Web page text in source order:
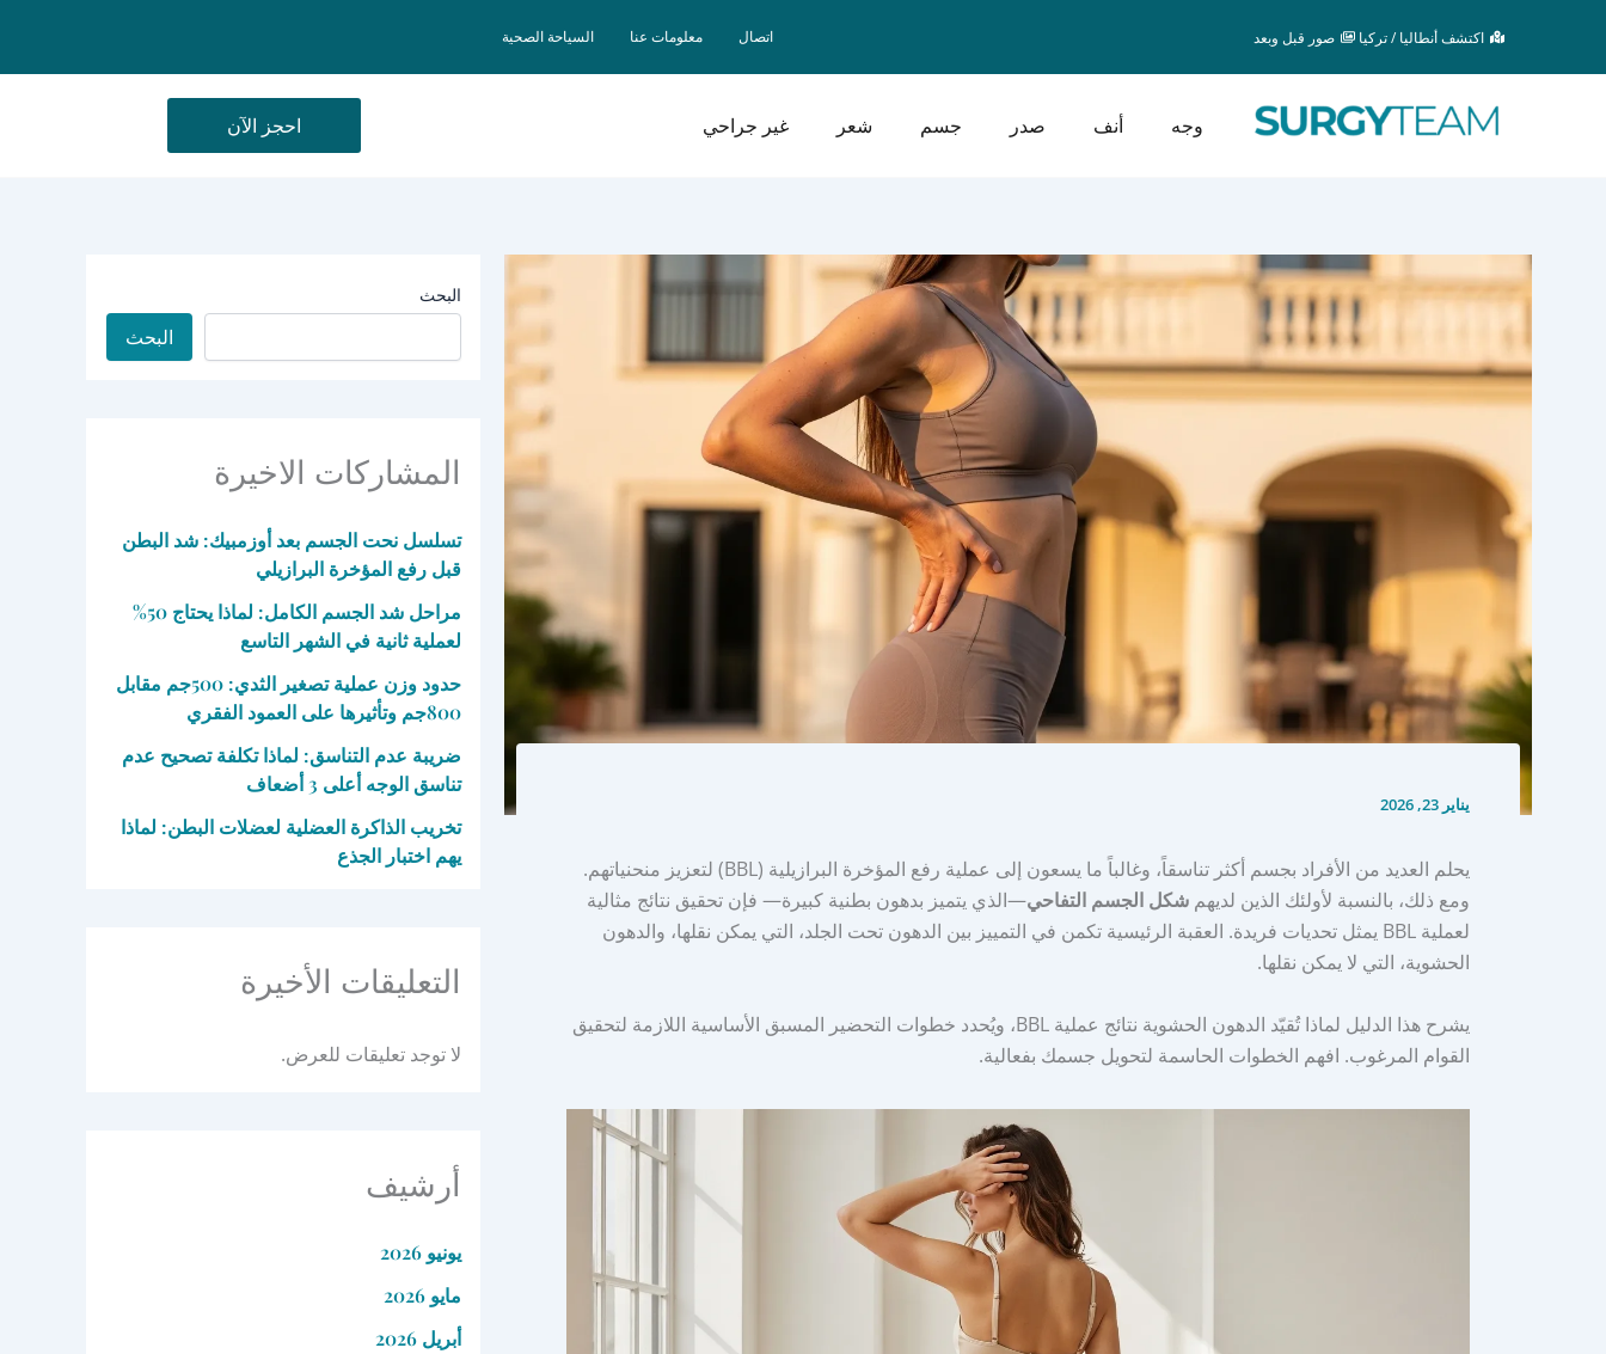
المحتوى
اكتشف أنطاليا / تركيا صور قبل وبعد اتصال معلومات عنا السياحة الصحية
وجه أنف صدر جسم شعر غير جراحي احجز الآن
يناير 23, 2026
يحلم العديد من الأفراد بجسم أكثر تناسقاً، وغالباً ما يسعون إلى عملية رفع المؤخرة البرازيلية (BBL) لتعزيز منحنياتهم.
ومع ذلك، بالنسبة لأولئك الذين لديهم شكل الجسم التفاحي—الذي يتميز بدهون بطنية كبيرة— فإن تحقيق نتائج مثالية
لعملية BBL يمثل تحديات فريدة. العقبة الرئيسية تكمن في التمييز بين الدهون تحت الجلد، التي يمكن نقلها، والدهون
الحشوية، التي لا يمكن نقلها.
يشرح هذا الدليل لماذا تُقيّد الدهون الحشوية نتائج عملية BBL، ويُحدد خطوات التحضير المسبق الأساسية اللازمة لتحقيق
القوام المرغوب. افهم الخطوات الحاسمة لتحويل جسمك بفعالية.
البحث
البحث
المشاركات الاخيرة
تسلسل نحت الجسم بعد أوزمبيك: شد البطن
قبل رفع المؤخرة البرازيلي
مراحل شد الجسم الكامل: لماذا يحتاج 50%
لعملية ثانية في الشهر التاسع
حدود وزن عملية تصغير الثدي: 500جم مقابل
800جم وتأثيرها على العمود الفقري
ضريبة عدم التناسق: لماذا تكلفة تصحيح عدم
تناسق الوجه أعلى 3 أضعاف
تخريب الذاكرة العضلية لعضلات البطن: لماذا
يهم اختبار الجذع
التعليقات الأخيرة
لا توجد تعليقات للعرض.
أرشيف
يونيو 2026
مايو 2026
أبريل 2026